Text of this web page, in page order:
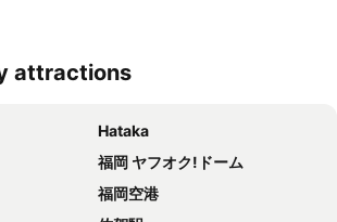
attractions
Hataka
福岡 ヤフオク!ドーム
福岡空港